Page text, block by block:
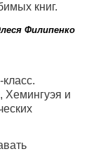
книг.
Филипенко
Хемингуэя и